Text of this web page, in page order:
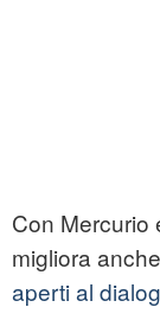
Con Mercurio
migliora
aperti al